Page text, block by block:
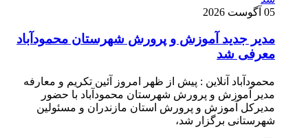
05 آگوست 2026
مدیر جدید آموزش و پرورش شهرستان محمودآباد
معرفی شد
محمودآباد آنلاین : پیش از ظهر امروز آئین تکریم و معارفه
مدیر آموزش و پرورش شهرستان محمودآباد با حضور
مدیرکل آموزش و پرورش استان مازندران و مسئولین
شهرستانی برگزار شد،